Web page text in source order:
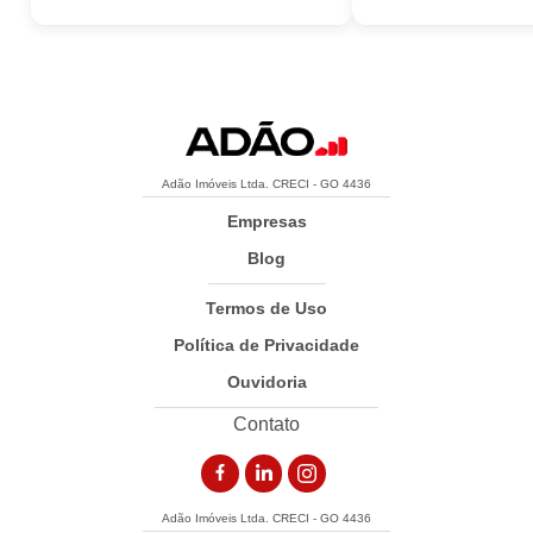
Adão Imóveis Ltda. CRECI - GO 4436
Empresas
Blog
Termos de Uso
Política de Privacidade
Ouvidoria
Contato
Adão Imóveis Ltda. CRECI - GO 4436